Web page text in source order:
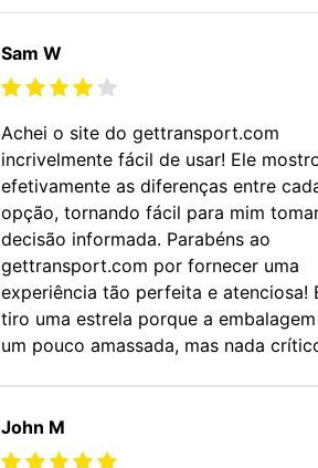
Sam W
Achei o site do gettransport.com
incrivelmente fácil de usar! Ele
efetivamente as diferenças entre
opção, tornando fácil para mim
decisão informada. Parabéns ao
gettransport.com por fornecer uma
experiência tão perfeita e atenciosa!
tiro uma estrela porque a
um pouco amassada, mas nada
John M